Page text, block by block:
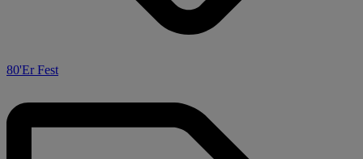
80'Er Fest